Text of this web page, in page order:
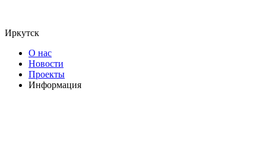
Иркутск
О нас
Новости
Проекты
Информация